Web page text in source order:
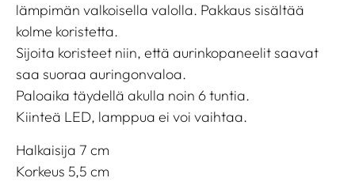
lämpimän valkoisella valolla. Pakkaus sisältää
kolme koristetta.
Sijoita koristeet niin, että aurinkopaneelit saavat
saa suoraa auringonvaloa.
Paloaika täydellä akulla noin 6 tuntia.
Kiinteä LED, lamppua ei voi vaihtaa.
Halkaisija 7 cm
Korkeus 5,5 cm